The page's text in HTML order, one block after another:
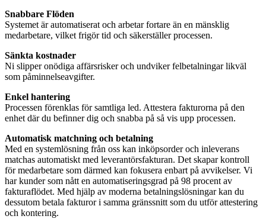
Snabbare Flöden
Systemet är automatiserat och arbetar fortare än en mänsklig
medarbetare, vilket frigör tid och säkerställer processen.
Sänkta kostnader
Ni slipper onödiga affärsrisker och undviker felbetalningar likväl
som påminnelseavgifter.
Enkel hantering
Processen förenklas för samtliga led. Attestera fakturorna på den
enhet där du befinner dig och snabba på så vis upp processen.
Automatisk matchning och betalning
Med en systemlösning från oss kan inköpsorder och inleverans
matchas automatiskt med leverantörsfakturan. Det skapar kontroll
för medarbetare som därmed kan fokusera enbart på avvikelser. Vi
har kunder som nått en automatiseringsgrad på 98 procent av
fakturaflödet. Med hjälp av moderna betalningslösningar kan du
dessutom betala fakturor i samma gränssnitt som du utför attestering
och kontering.